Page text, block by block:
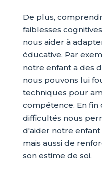
De plus,
faiblesses
nous aider à
éducative. Par
notre enfant a des
nous pouvons lui
techniques pour
compétence. En
difficultés nous
d'aider notre
mais aussi de
son estime de soi.